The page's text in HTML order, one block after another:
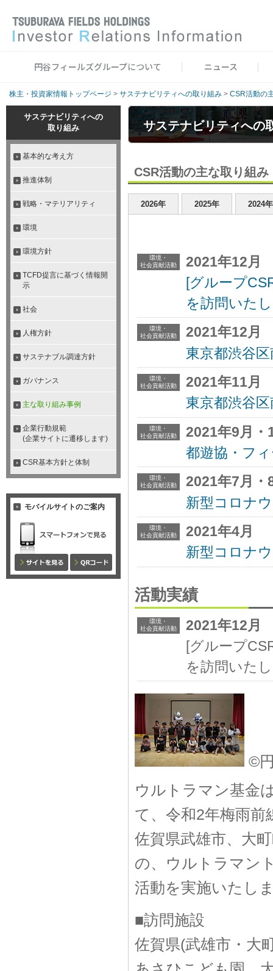
円谷フィールズグループについて ニュース
株主・投資家情報トップページ > サステナビリティへの取り組み > CSR活動の
サステナビリティへの
取り組み
基本的な考え方
推進体制
戦略・マテリアリティ
環境
環境方針
TCFD提言に基づく情報開
示
社会
人権方針
サステナブル調達方針
ガバナンス
主な取り組み事例
企業行動規範
(企業サイトに遷移します)
CSR基本方針と体制
モバイルサイトのご案内
サステナビリティへの
CSR活動の主な取り組み
2026年 2025年 2024年
環境・
社会貢献活動
2021年12月
[グループ
を訪問いた
環境・
社会貢献活動
2021年12月
東京都渋谷
環境・
社会貢献活動
2021年11月
東京都渋谷
環境・
社会貢献活動
2021年9月・
都遊協・フ
環境・
社会貢献活動
2021年7月・
新型コロナ
環境・
社会貢献活動
2021年4月
新型コロナ
活動実績
環境・
社会貢献活動
2021年12月
[グループ
を訪問いた
©
ウルトラマン基金
て、令和2年梅雨
佐賀県武雄市、大
の、ウルトラマン
活動を実施いたし
■訪問施設
佐賀県(武雄市・大